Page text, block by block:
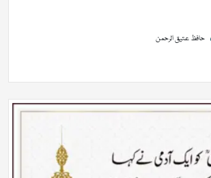
حافظ عتیق الرحمن